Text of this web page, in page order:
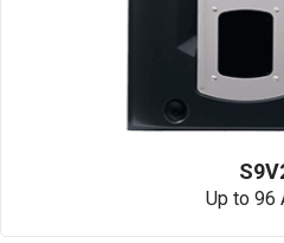
Up to 96